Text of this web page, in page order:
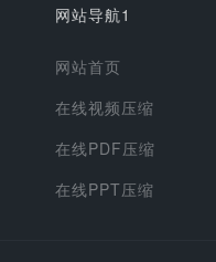
网站导航1
网站首页
在线视频压缩
在线PDF压缩
在线PPT压缩